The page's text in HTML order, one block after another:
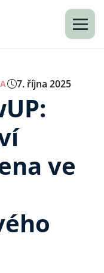
7. října 2025
ve